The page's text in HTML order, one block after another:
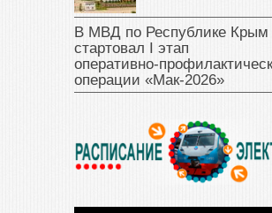
В МВД по Республике Крым
стартовал I этап
операции «Мак‑2026»